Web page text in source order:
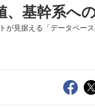
基幹系へ
が見据える「データベー